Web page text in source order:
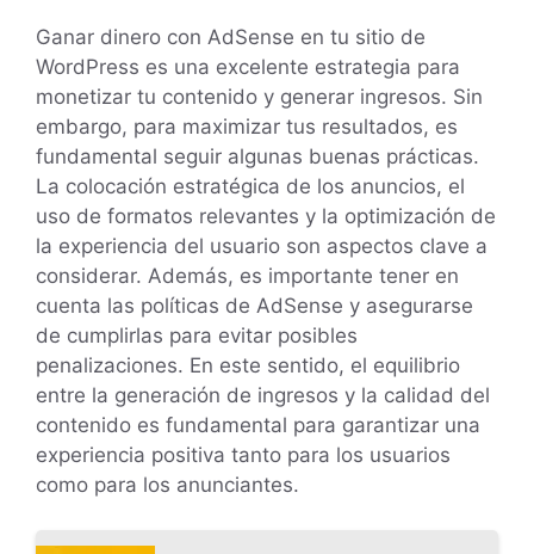
Ganar dinero con AdSense en tu sitio de
WordPress es una excelente estrategia para
monetizar tu contenido y generar ingresos. Sin
embargo, para maximizar tus resultados, es
fundamental seguir algunas buenas prácticas.
La colocación estratégica de los anuncios, el
uso de formatos relevantes y la optimización de
la experiencia del usuario son aspectos clave a
considerar. Además, es importante tener en
cuenta las políticas de AdSense y asegurarse
de cumplirlas para evitar posibles
penalizaciones. En este sentido, el equilibrio
entre la generación de ingresos y la calidad del
contenido es fundamental para garantizar una
experiencia positiva tanto para los usuarios
como para los anunciantes.